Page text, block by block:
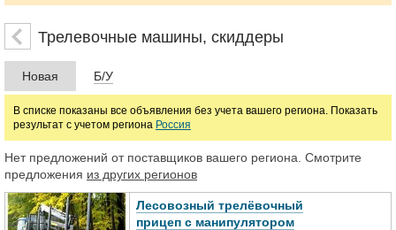
Цена
руб.
Марка
Трелевочные машины, скиддеры
Новая Б/У
В списке показаны все объявления без учета вашего региона. Показать
результат с учетом региона Россия
Нет предложений от поставщиков вашего региона. Смотрите
предложения из других регионов
Лесовозный трелёвочный
прицеп с манипулятором